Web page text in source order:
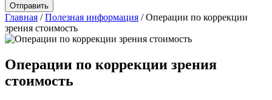
Главная / Полезная информация / Операции по коррекции
зрения стоимость
Операции по коррекции зрения
стоимость